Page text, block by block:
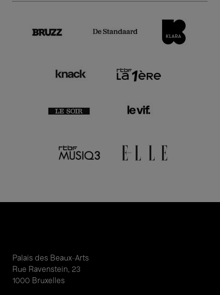
Palais des Beaux-Arts
Rue Ravenstein, 23
1000 Bruxelles